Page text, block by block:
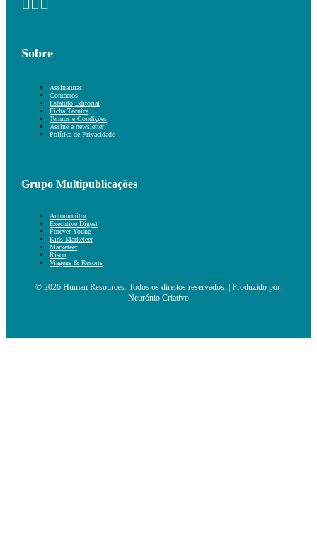
Sobre
Assinaturas
Contactos
Estatuto Editorial
Ficha Técnica
Termos e Condições
Assine a newsletter
Política de Privacidade
Grupo Multipublicações
Automonitor
Executive Digest
Forever Young
Kids Marketeer
Marketeer
Risco
Viagens & Resorts
© 2026 Human Resources. Todos os direitos reservados. | Produzido por:
Neurónio Criativo